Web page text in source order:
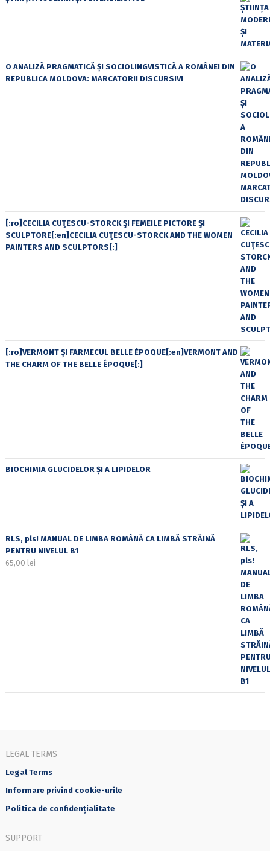
O ANALIZĂ PRAGMATICĂ ȘI SOCIOLINGVISTICĂ A ROMÂNEI DIN
REPUBLICA MOLDOVA: MARCATORII DISCURSIVI
[:ro]CECILIA CUŢESCU-STORCK ŞI FEMEILE PICTORE ŞI
SCULPTORE[:en]CECILIA CUŢESCU-STORCK AND THE WOMEN
PAINTERS AND SCULPTORS[:]
[:ro]VERMONT ȘI FARMECUL BELLE ÉPOQUE[:en]VERMONT AND
THE CHARM OF THE BELLE ÉPOQUE[:]
BIOCHIMIA GLUCIDELOR ȘI A LIPIDELOR
RLS, pls! MANUAL DE LIMBA ROMÂNĂ CA LIMBĂ STRĂINĂ
PENTRU NIVELUL B1
65,00 lei
LEGAL TERMS
Legal Terms
Informare privind cookie-urile
Politica de confidențialitate
SUPPORT